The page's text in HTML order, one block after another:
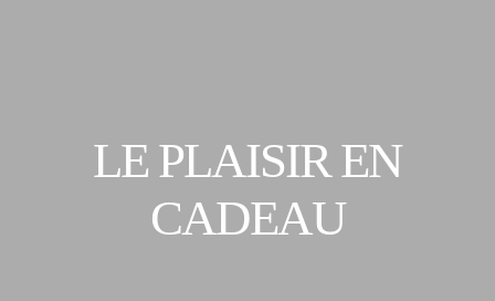
LE PLAISIR EN
CADEAU